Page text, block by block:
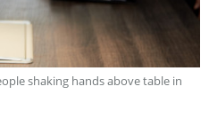
shaking hands above table in